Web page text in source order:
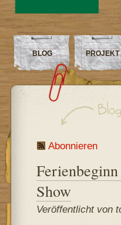
BLOG PROJEKT
Abonnieren
Show
Veröffentlicht von